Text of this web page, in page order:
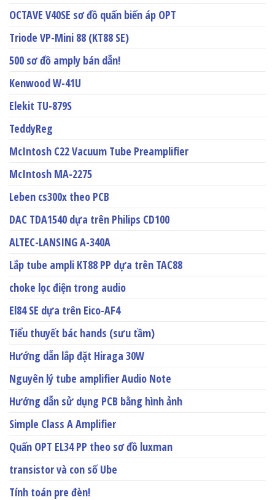
OCTAVE V40SE sơ đồ quấn biến áp OPT
Triode VP-Mini 88 (KT88 SE)
500 sơ đồ amply bán dẫn!
Kenwood W-41U
Elekit TU-879S
TeddyReg
McIntosh C22 Vacuum Tube Preamplifier
McIntosh MA-2275
Leben cs300x theo PCB
DAC TDA1540 dựa trên Philips CD100
ALTEC-LANSING A-340A
Lắp tube ampli KT88 PP dựa trên TAC88
choke lọc điện trong audio
El84 SE dựa trên Eico-AF4
Tiểu thuyết bác hands (sưu tầm)
Hướng dẫn lắp đặt Hiraga 30W
Nguyên lý tube amplifier Audio Note
Hướng dẫn sử dụng PCB bằng hình ảnh
Simple Class A Amplifier
Quấn OPT EL34 PP theo sơ đồ luxman
transistor và con số Ube
Tính toán pre đèn!